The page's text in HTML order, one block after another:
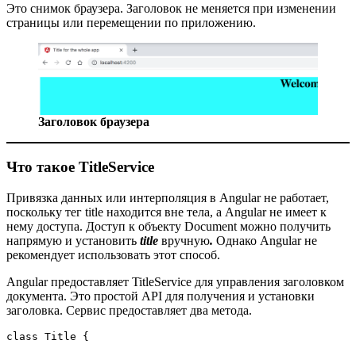
Это снимок браузера. Заголовок не меняется при изменении
страницы или перемещении по приложению.
Заголовок браузера
Что такое TitleService
Привязка данных или интерполяция в Angular не работает,
поскольку тег title находится вне тела, а Angular не имеет к
нему доступа. Доступ к объекту Document можно получить
напрямую и установить title вручную. Однако Angular не
рекомендует использовать этот способ.
Angular предоставляет TitleService для управления заголовком
документа. Это простой API для получения и установки
заголовка. Сервис предоставляет два метода.
class Title {